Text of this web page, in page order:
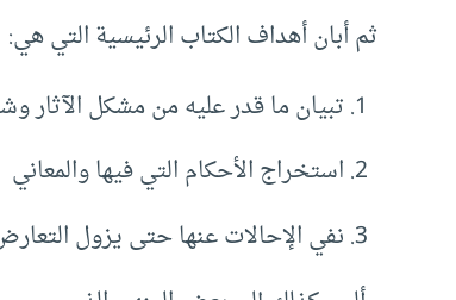
ثم أبان أهداف الكتاب الرئيسية التي هي:
تبيان ما قدر عليه من مشكل الآثار
استخراج الأحكام التي فيها والمعاني
نفي الإحالات عنها حتى يزول